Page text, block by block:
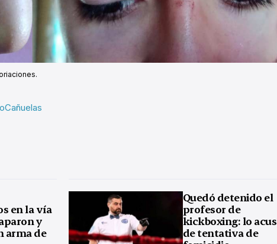
en la vía
y
arma de
Quedó detenido el
profesor de
kickboxing: lo
de tentativa de